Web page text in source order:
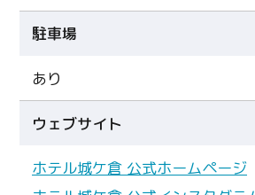
駐車場
あり
ウェブサイト
ホテル城ケ倉 公式ホームページ